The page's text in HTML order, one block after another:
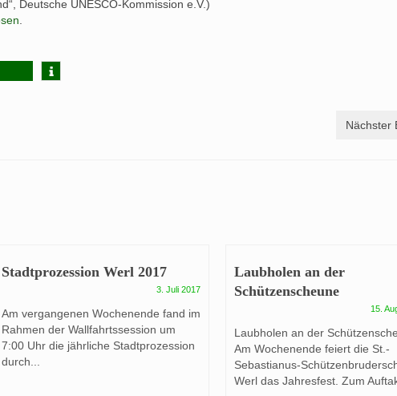
Deutsche UNESCO-Kommission e.V.)
Nächster
Stadtprozession Werl 2017
3. Juli 2017
Am vergangenen Wochenende fand im
Rahmen der Wallfahrtssession um
7:00 Uhr die jährliche Stadtprozession
durch...
Laubholen an der
Schützenscheune
15.
Laubholen an der
Am Wochenende feiert die St.-
Sebastianus-
Werl das Jahresfest. Zum